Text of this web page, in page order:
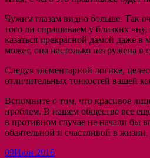
Чужим глазам видно больше. Так
того ли спрашиваем у близких
казаться прекрасной дамой даже
может, она настолько погружена
Следуя элементарной логике,
отличительных тонкостей вашей
Вспомните о том, что красивое
проблем. В нашем обществе все
в противном случае не начали бы
обаятельной и счастливой в жизни.
09Июн 2016